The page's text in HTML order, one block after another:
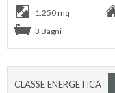
1.250 mq
3 Bagni
CLASSE ENERGETICA